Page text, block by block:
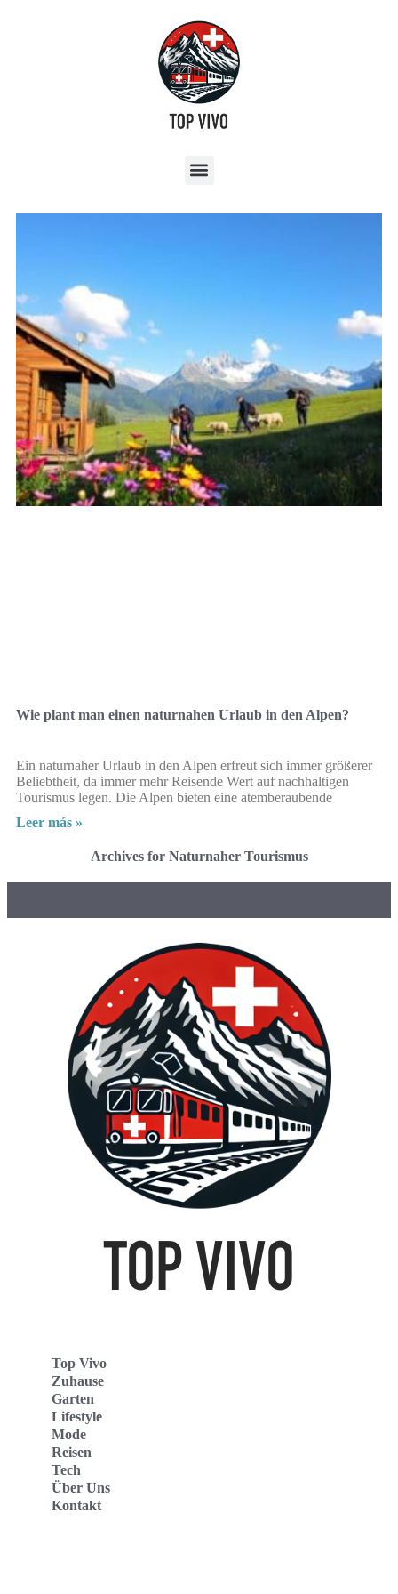
Wie plant man einen naturnahen Urlaub in den Alpen?
Ein naturnaher Urlaub in den Alpen erfreut sich immer größerer
Beliebtheit, da immer mehr Reisende Wert auf nachhaltigen
Tourismus legen. Die Alpen bieten eine atemberaubende
Leer más »
Archives for Naturnaher Tourismus
Top Vivo
Zuhause
Garten
Lifestyle
Mode
Reisen
Tech
Über Uns
Kontakt